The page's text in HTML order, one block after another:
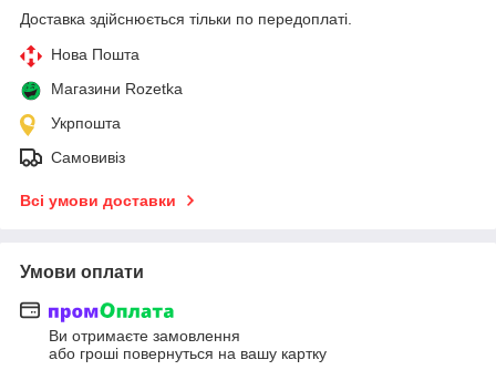
Доставка здійснюється тільки по передоплаті.
Нова Пошта
Магазини Rozetka
Укрпошта
Самовивіз
Всі умови доставки
Умови оплати
Ви отримаєте замовлення
або гроші повернуться на вашу картку